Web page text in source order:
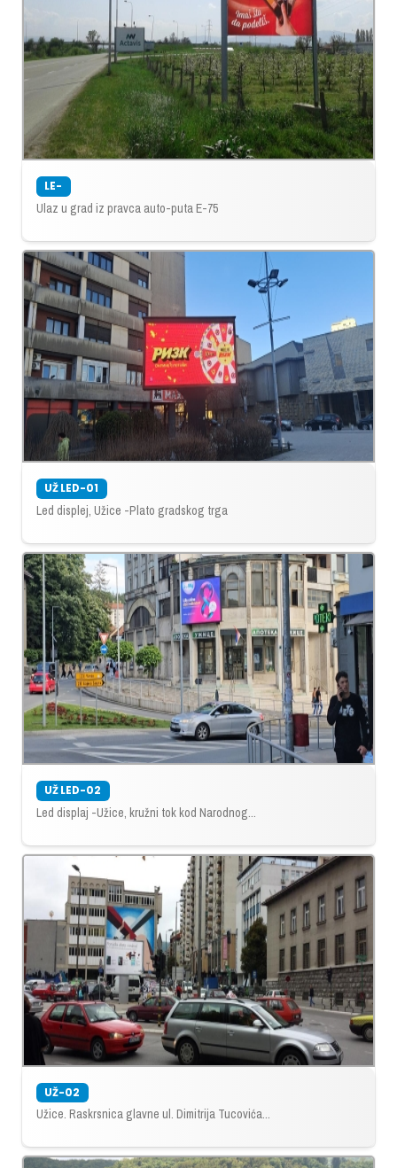
LE-
Ulaz u grad iz pravca auto-puta E-75
UŽ LED-01
Led displej, Užice -Plato gradskog trga
UŽ LED-02
Led displaj -Užice, kružni tok kod Narodnog...
UŽ-02
Užice. Raskrsnica glavne ul. Dimitrija Tucovića...